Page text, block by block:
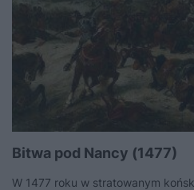
Bitwa pod Nancy (1477)
W 1477 roku w stratowanym